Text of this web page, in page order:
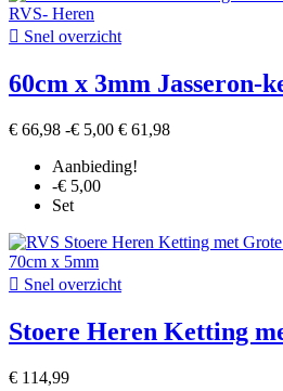
 Snel overzicht
60cm x 3mm Jasseron-
€ 66,98 -€ 5,00 € 61,98
Aanbieding!
-€ 5,00
Set
 Snel overzicht
Stoere Heren Ketting
€ 114,99